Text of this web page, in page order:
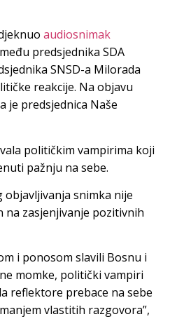
audiosnimak
predsjednika SDA
SNSD-a Milorada
reakcije. Na objavu
je predsjednica Naše
političkim vampirima koji
pažnju na sebe.
objavljivanja snimka nije
na zasjenjivanje pozitivnih
i ponosom slavili Bosnu i
momke, politički vampiri
reflektore prebace na sebe
vlastitih razgovora”,